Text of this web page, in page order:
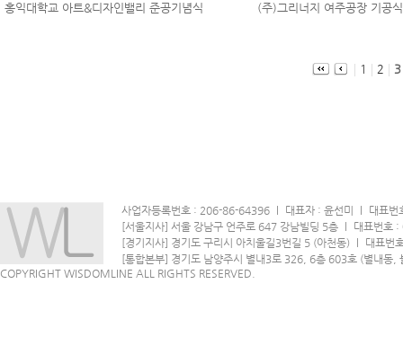
홍익대학교 아트&디자인밸리 준공기념식 (주)그리너지 여주공장 기공식
1 2 3
사업자등록번호 : 206-86-64396 대표자 : 윤선미
대표
[서울지사] 서울 강남구 언주로 647 강남빌딩 5층
대표번호
[경기지사] 경기도 구리시 아치울길3번길 5 (아천동)
대표번
[통합본부] 경기도 남양주시 별내3로 326, 6층 603호 (별내동,
COPYRIGHT WISDOMLINE ALL RIGHTS RESERVED.